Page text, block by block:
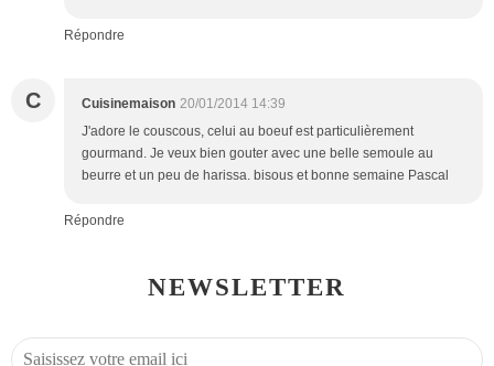
Répondre
C Cuisinemaison 20/01/2014 14:39
J'adore le couscous, celui au boeuf est particulièrement
gourmand. Je veux bien gouter avec une belle semoule au
beurre et un peu de harissa. bisous et bonne semaine Pascal
Répondre
NEWSLETTER